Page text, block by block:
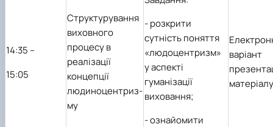
14:35 –
15:05
Структурування
виховного
процесу в
реалізації
концепції
людиноцентриз-
му
-розкрити
сутність поняття
«людоцентризм»
у аспекті
гуманізації
виховання;
-ознайомити
варіант
матеріалу